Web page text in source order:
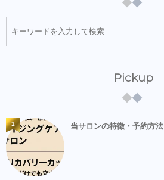
Pickup
当サロンの特徴・予約方法
1